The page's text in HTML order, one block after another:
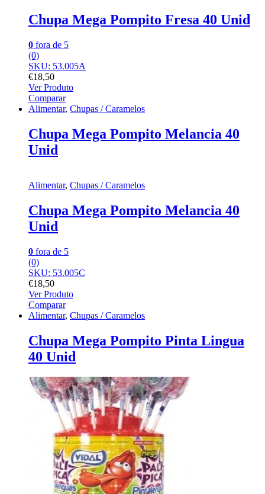
Chupa Mega Pompito Fresa 40 Unid
0 fora de 5
(0)
SKU: 53.005A
€18,50
Ver Produto
Comparar
Alimentar, Chupas / Caramelos
Chupa Mega Pompito Melancia 40
Unid
Alimentar, Chupas / Caramelos
Chupa Mega Pompito Melancia 40
Unid
0 fora de 5
(0)
SKU: 53.005C
€18,50
Ver Produto
Comparar
Alimentar, Chupas / Caramelos
Chupa Mega Pompito Pinta Lingua
40 Unid